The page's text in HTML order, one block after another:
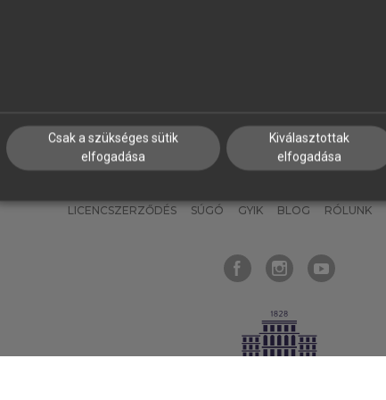
LICENCSZERZŐDÉS SÚGÓ GYIK BLOG RÓLUNK
Csak a szükséges sütik
elfogadása
Kiválasztottak
elfogadása